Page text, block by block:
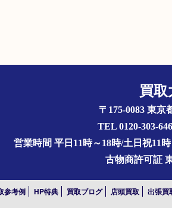
買
〒175-0083 東
TEL 0120-303-
営業時間 平日11時～18時/土日祝11
古物商許可証
参考例 HP特典 買取ブログ 店頭買取 出張買